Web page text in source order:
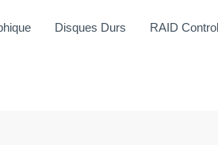
Disques Durs RAID